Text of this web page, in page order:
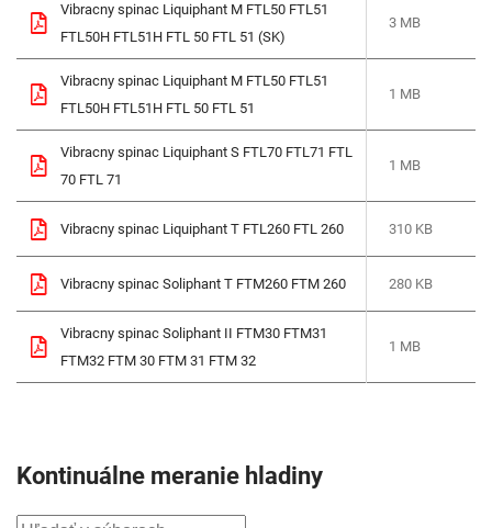
Vibracny spinac Liquiphant M FTL50 FTL51
FTL50H FTL51H FTL 50 FTL 51 (SK)
3 MB
Vibracny spinac Liquiphant M FTL50 FTL51
FTL50H FTL51H FTL 50 FTL 51
1 MB
Vibracny spinac Liquiphant S FTL70 FTL71 FTL
70 FTL 71
1 MB
Vibracny spinac Liquiphant T FTL260 FTL 260 310 KB
Vibracny spinac Soliphant T FTM260 FTM 260 280 KB
Vibracny spinac Soliphant II FTM30 FTM31
FTM32 FTM 30 FTM 31 FTM 32
1 MB
Kontinuálne meranie hladiny